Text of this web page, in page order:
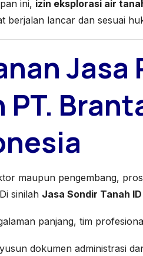
ini, izin eksplorasi air
berjalan lancar dan sesuai
Jasa
PT.
maupun pengembang,
sinilah Jasa Sondir Tanah ID
panjang, tim
dokumen administrasi